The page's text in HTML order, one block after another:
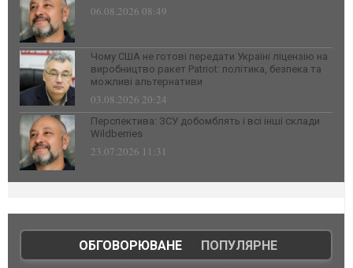
06.08.2026 08:49
Чому США не готові передати Україні ліцензію на
виробництво ракет Patriot: політика, безпека та
можливі альтернативи
03.08.2026 20:24
Перспектива: ЗСУ добомблять і всі інші склади
Wildberries
23.07.2026 11:31
ОБГОВОРЮВАНЕ| ПОПУЛЯРНЕ